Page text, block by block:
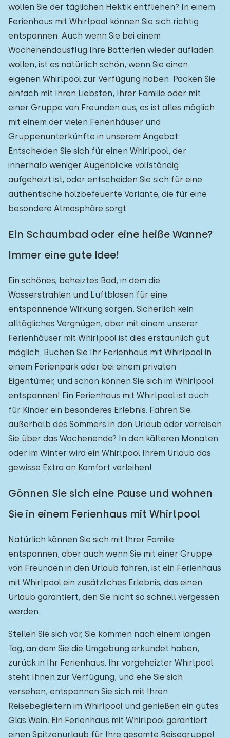
wollen Sie der täglichen Hektik entfliehen? In einem
Ferienhaus mit Whirlpool können Sie sich richtig
entspannen. Auch wenn Sie bei einem
Wochenendausflug Ihre Batterien wieder aufladen
wollen, ist es natürlich schön, wenn Sie einen
eigenen Whirlpool zur Verfügung haben. Packen Sie
einfach mit Ihren Liebsten, Ihrer Familie oder mit
einer Gruppe von Freunden aus, es ist alles möglich
mit einem der vielen Ferienhäuser und
Gruppenunterkünfte in unserem Angebot.
Entscheiden Sie sich für einen Whirlpool, der
innerhalb weniger Augenblicke vollständig
aufgeheizt ist, oder entscheiden Sie sich für eine
authentische holzbefeuerte Variante, die für eine
besondere Atmosphäre sorgt.
Ein Schaumbad oder eine heiße Wanne?
Immer eine gute Idee!
Ein schönes, beheiztes Bad, in dem die
Wasserstrahlen und Luftblasen für eine
entspannende Wirkung sorgen. Sicherlich kein
alltägliches Vergnügen, aber mit einem unserer
Ferienhäuser mit Whirlpool ist dies erstaunlich gut
möglich. Buchen Sie Ihr Ferienhaus mit Whirlpool in
einem Ferienpark oder bei einem privaten
Eigentümer, und schon können Sie sich im Whirlpool
entspannen! Ein Ferienhaus mit Whirlpool ist auch
für Kinder ein besonderes Erlebnis. Fahren Sie
außerhalb des Sommers in den Urlaub oder verreisen
Sie über das Wochenende? In den kälteren Monaten
oder im Winter wird ein Whirlpool Ihrem Urlaub das
gewisse Extra an Komfort verleihen!
Gönnen Sie sich eine Pause und wohnen
Sie in einem Ferienhaus mit Whirlpool
Natürlich können Sie sich mit Ihrer Familie
entspannen, aber auch wenn Sie mit einer Gruppe
von Freunden in den Urlaub fahren, ist ein Ferienhaus
mit Whirlpool ein zusätzliches Erlebnis, das einen
Urlaub garantiert, den Sie nicht so schnell vergessen
werden.
Stellen Sie sich vor, Sie kommen nach einem langen
Tag, an dem Sie die Umgebung erkundet haben,
zurück in Ihr Ferienhaus. Ihr vorgeheizter Whirlpool
steht Ihnen zur Verfügung, und ehe Sie sich
versehen, entspannen Sie sich mit Ihren
Reisebegleitern im Whirlpool und genießen ein gutes
Glas Wein. Ein Ferienhaus mit Whirlpool garantiert
einen Spitzenurlaub für Ihre gesamte Reisegruppe!